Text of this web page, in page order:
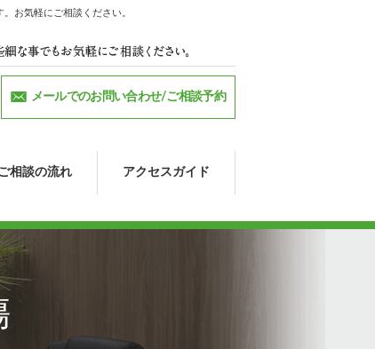
お気軽にご相談ください。
メールでのお問い合わせ/ご相談予約
相談の流れ アクセスガイド